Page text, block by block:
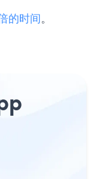
的时间。